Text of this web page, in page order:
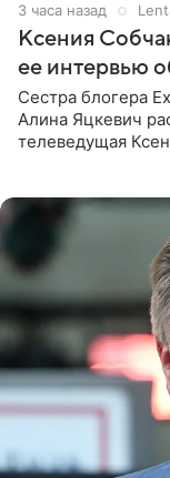
3 часа назад
Ксения
ее интервью
Сестра блогера
Алина Яцкевич
телеведущая